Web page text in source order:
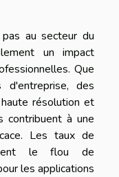
au secteur du
un impact
Que
des
résolution et
contribuent à une
Les taux de
le flou de
les applications